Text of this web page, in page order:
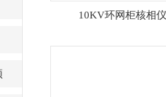
10KV环网柜核相仪